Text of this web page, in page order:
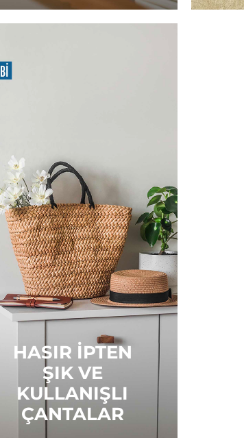
HASIR İPTEN
ŞIK VE
KULLANIŞLI
ÇANTALAR